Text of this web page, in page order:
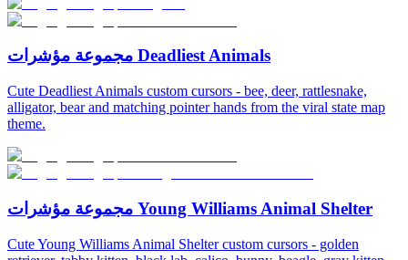
مجموعة مؤشرات Deadliest Animals
Cute Deadliest Animals custom cursors - bee, deer, rattlesnake,
alligator, bear and matching pointer hands from the viral state map
theme.
مجموعة مؤشرات Young Williams Animal Shelter
Cute Young Williams Animal Shelter custom cursors - golden